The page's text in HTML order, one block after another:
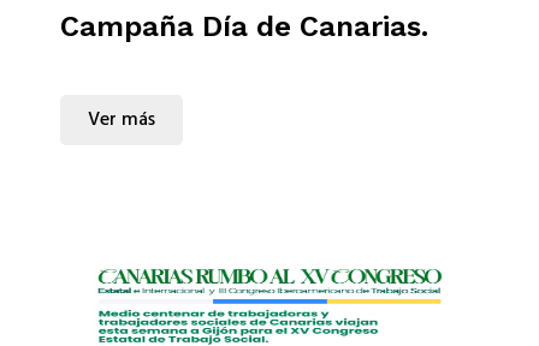
Campaña Día de Canarias.
Ver más